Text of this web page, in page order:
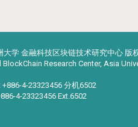
大学 金融科技区块链技术研究中心
Research Center, Asia
+886-4-23323456 分机6502
4-23323456 Ext.6502